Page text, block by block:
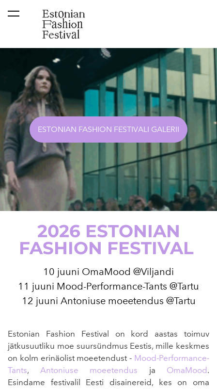
lisati ostukorvi.
ESTONIAN FASHION FESTIVALI GALERII
2026 ESTONIAN
FASHION FESTIVAL
10 juuni OmaMood @Viljandi
11 juuni Mood-Performance-Tants @Tartu
12 juuni Antoniuse moeetendus @Tartu
Estonian Fashion Festival on kord aastas toimuv
jätkusuutliku moe suursündmus Eestis, mille keskmes
on kolm erinäolist moeetendust - Mood-Performance-
Tants, Antoniuse moeetendus ja OmaMood .
Esindame festivalil Eesti disainereid, kes on oma